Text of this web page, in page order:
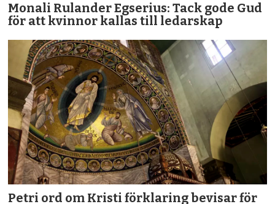
Monali Rulander Egserius: Tack gode Gud
för att kvinnor kallas till ledarskap
Petri ord om Kristi förklaring bevisar för